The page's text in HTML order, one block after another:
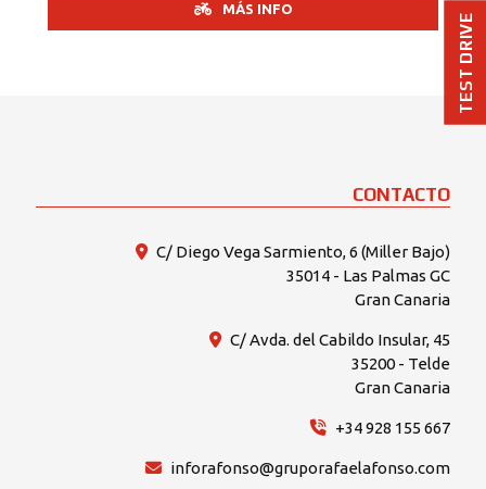
MÁS INFO
CONTACTO
C/ Diego Vega Sarmiento, 6 (Miller Bajo)
35014 - Las Palmas GC
Gran Canaria
C/ Avda. del Cabildo Insular, 45
35200 - Telde
Gran Canaria
+34 928 155 667
inforafonso@gruporafaelafonso.com
TEST DRIVE